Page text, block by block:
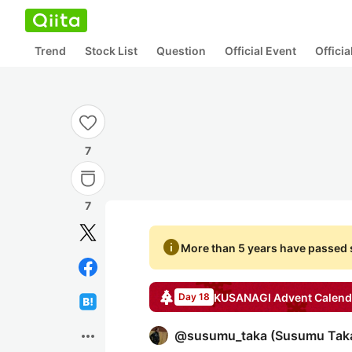
Trend Stock List Question Official Event
7
7
more_horiz
infoMore than 5 years have passed
Day 18 KUSANAGI Advent
@susumu_taka (Susumu